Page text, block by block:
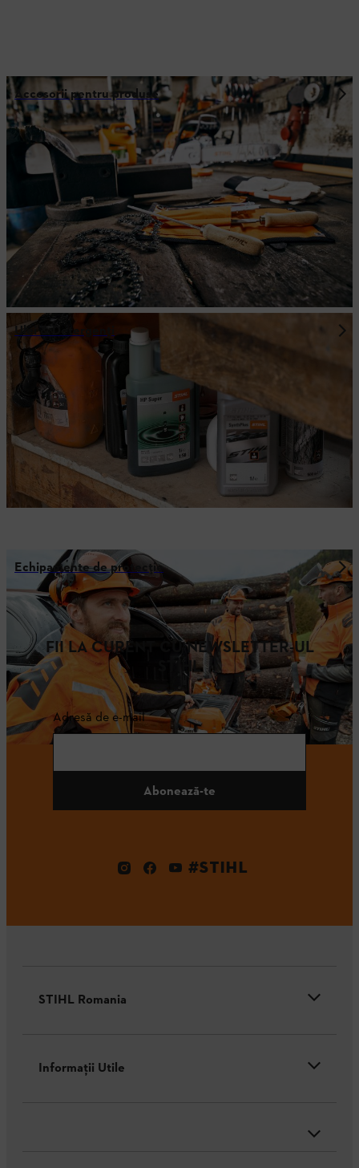
Accesorii pentru produse
Ulei & Detergenţi
Echipamente de protecție
FII LA CURENT CU NEWSLETTER-UL
STIHL
Adresă de e-mail
Abonează-te
#STIHL
STIHL Romania
Informaţii Utile